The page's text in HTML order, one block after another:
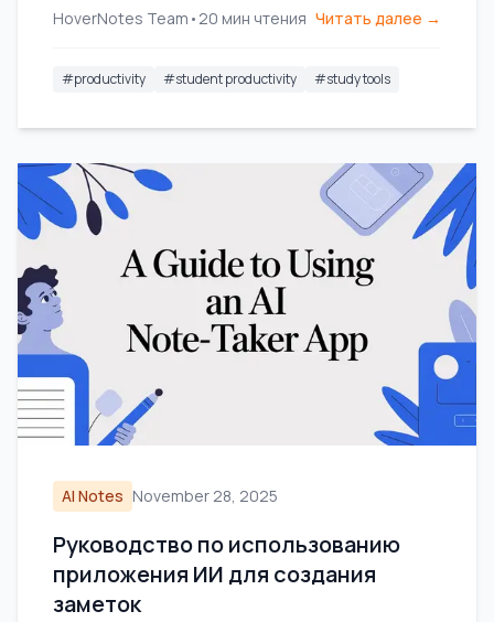
осваивать новое и успевать больше.
HoverNotes Team • 20 мин чтения Читать далее →
#productivity #student productivity #study tools
AI Notes November 28, 2025
Руководство по использованию
приложения ИИ для создания
заметок